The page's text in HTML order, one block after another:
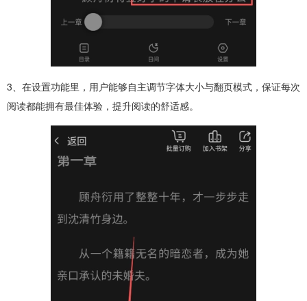
3、在设置功能里，用户能够自主调节字体大小与翻页模式，保证每次
阅读都能拥有最佳体验，提升阅读的舒适感。